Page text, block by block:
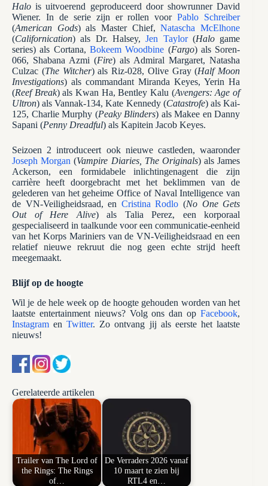
Halo is uitvoerend geproduceerd door showrunner David
Wiener. In de serie zijn er rollen voorPablo Schreiber
(American Gods) als Master Chief,Natascha McElhone
(Californication) als Dr. Halsey,Jen Taylor(Halogame
series) als Cortana, Bokeem Woodbine (Fargo) als Soren-
066, Shabana Azmi (Fire) als Admiral Margaret, Natasha
Culzac (The Witcher) als Riz-028, Olive Gray (Half Moon
Investigations) als commandant Miranda Keyes, Yerin Ha
(Reef Break) als Kwan Ha, Bentley Kalu (Avengers: Age of
Ultron) als Vannak-134, Kate Kennedy (Catastrofe) als Kai-
125, Charlie Murphy (Peaky Blinders) als Makee en Danny
Sapani (Penny Dreadful) als Kapitein Jacob Keyes.
Seizoen 2 introduceert ook nieuwe castleden, waaronder
Joseph Morgan (Vampire Diaries, The Originals) als James
Ackerson, een formidabele inlichtingenagent die zijn
carrière heeft doorgebracht met het beklimmen van de
gelederen van het geheime Office of Naval Intelligence van
de VN-Veiligheidsraad, en Cristina Rodlo (No One Gets
Out of Here Alive) als Talia Perez, een korporaal
gespecialiseerd in taalkunde voor een communicatie-eenheid
van het Korps Mariniers van de VN-Veiligheidsraad en een
relatief nieuwe rekruut die nog geen echte strijd heeft
meegemaakt.
Blijf op de hoogte
Wil je de hele week op de hoogte gehouden worden van het
laatste entertainment nieuws? Volg ons dan opFacebook,
InstagramenTwitter. Zo ontvang jij als eerste het laatste
nieuws!
Gerelateerde artikelen
Trailer van The Lord of
the Rings: The Rings
of…
De Verraders 2026 vanaf
10 maart te zien bij
RTL4 en…